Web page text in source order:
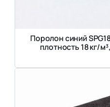
Поролон синий
плотность 18 кг/